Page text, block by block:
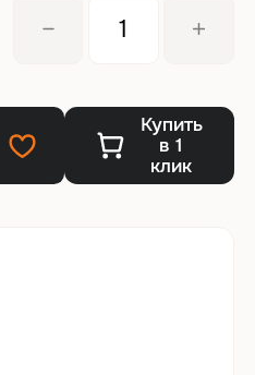
Купить
в 1
клик